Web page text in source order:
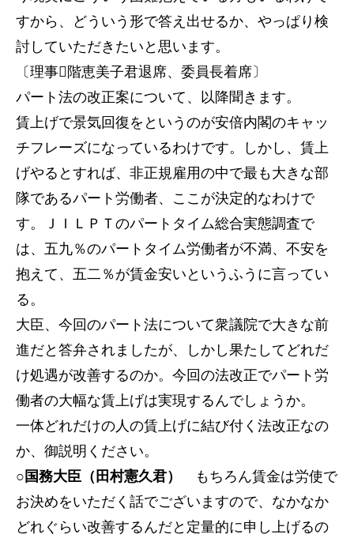
すから、どういう形で答え出せるか、やっぱり検
討していただきたいと思います。
〔理事階恵美子君退席、委員長着席〕
パート法の改正案について、以降聞きます。
賃上げで景気回復をというのが安倍内閣のキャッ
チフレーズになっているわけです。しかし、賃上
げやるとすれば、非正規雇用の中で最も大きな部
隊であるパート労働者、ここが決定的なわけで
す。ＪＩＬＰＴのパートタイム総合実態調査で
は、五九％のパートタイム労働者が不満、不安を
抱えて、五二％が賃金安いというふうに言ってい
る。
大臣、今回のパート法について衆議院で大きな前
進だと答弁されましたが、しかし果たしてどれだ
け処遇が改善するのか。今回の法改正でパート労
働者の大幅な賃上げは実現するんでしょうか。
一体どれだけの人の賃上げに結び付く法改正なの
か、御説明ください。
○国務大臣（田村憲久君）
もちろん賃金は労使で
お決めをいただく話でございますので、なかなか
どれぐらい改善するんだと定量的に申し上げるの